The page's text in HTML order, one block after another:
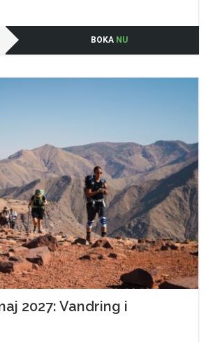
BOKA NU
2027: Vandring i